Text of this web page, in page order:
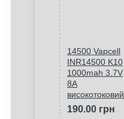
14500 Vapcell
INR14500 K10
1000mah 3.7V
8A
високотоковий
190.00 грн